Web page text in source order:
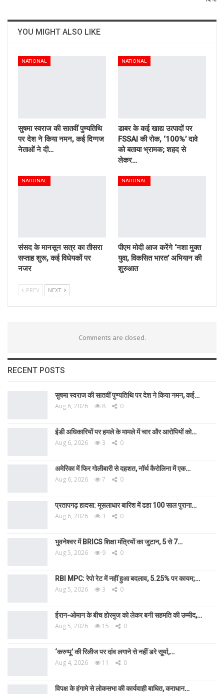
YOU MIGHT ALSO LIKE
NATIONAL
सुषमा स्वराज की सातवीं पुण्यतिथि
पर देश ने किया नमन, कई दिग्गज
नेताओं ने दी…
NATIONAL
डाबर के कई खाद्य उत्पादों पर
FSSAI की रोक, ‘100%’ दावे
को बताया भ्रामक; शहद से
लेकर…
NATIONAL
संसद के मानसून सत्र का तीसरा
सप्ताह शुरू, कई विधेयकों पर
नजर
NATIONAL
पीएम मोदी आज करेंगे ‘नशा मुक्त
युवा, विकसित भारत’ अभियान की
शुरुआत
PREV NEXT
Comments are closed.
RECENT POSTS
सुषमा स्वराज की सातवीं पुण्यतिथि पर देश ने किया नमन, कई…
Aug 6, 2026 8 0
ईडी अधिकारियों पर हमले के मामले में चार और आरोपियों को…
Aug 6, 2026 3 0
अमेरिका में फिर गोलीबारी से दहशत, नॉर्थ कैरोलिना में एक…
Aug 6, 2026 7 0
प्रतापगढ़ हादसा: मूसलाधार बारिश में ढहा 100 साल पुराना…
Aug 6, 2026 3 0
भुवनेश्वर में BRICS शिक्षा मंत्रियों का जुटान, 5 से 7…
Aug 5, 2026 9 0
RBI MPC: रेपो रेट में नहीं हुआ बदलाव, 5.25% पर कायम;…
Aug 5, 2026 3 0
ईरान-ओमान के बीच होरमुज को लेकर बनी सहमति की उम्मीद,…
Aug 5, 2026 15 0
‘करुप्पू’ की रिलीज पर दांव लगाने से नहीं डरे सूर्या,…
Aug 4, 2026 11 0
विपक्ष के हंगामे से लोकसभा की कार्यवाही बाधित, कराधान…